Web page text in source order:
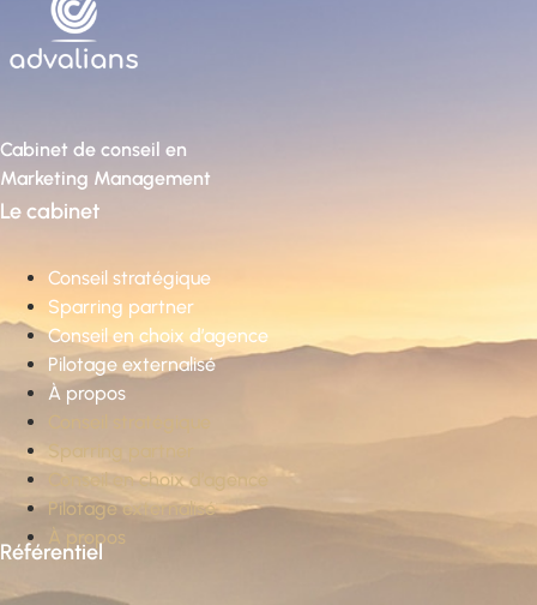
Cabinet de conseil en
Marketing Management
Le cabinet
Conseil stratégique
Sparring partner
Conseil en choix d’agence
Pilotage externalisé
À propos
Conseil stratégique
Sparring partner
Conseil en choix d’agence
Pilotage externalisé
À propos
Référentiel